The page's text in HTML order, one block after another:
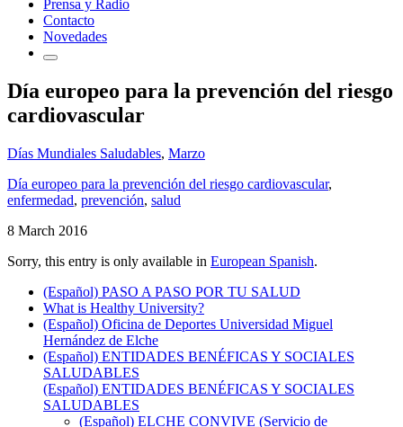
Prensa y Radio
Contacto
Novedades
Día europeo para la prevención del riesgo
cardiovascular
Días Mundiales Saludables, Marzo
Día europeo para la prevención del riesgo cardiovascular,
enfermedad, prevención, salud
8 March 2016
Sorry, this entry is only available in European Spanish.
(Español) PASO A PASO POR TU SALUD
What is Healthy University?
(Español) Oficina de Deportes Universidad Miguel
Hernández de Elche
(Español) ENTIDADES BENÉFICAS Y SOCIALES
SALUDABLES
(Español) ENTIDADES BENÉFICAS Y SOCIALES
SALUDABLES
(Español) ELCHE CONVIVE (Servicio de